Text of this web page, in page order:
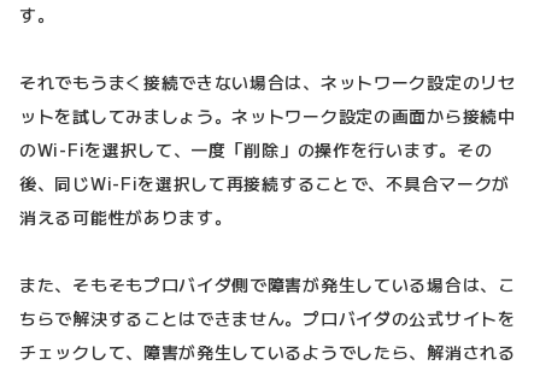
す。
それでもうまく接続できない場合は、ネットワーク設定のリセ
ットを試してみましょう。ネットワーク設定の画面から接続中
のWi-Fiを選択して、一度「削除」の操作を行います。その
後、同じWi-Fiを選択して再接続することで、不具合マークが
消える可能性があります。
また、そもそもプロバイダ側で障害が発生している場合は、こ
ちらで解決することはできません。プロバイダの公式サイトを
チェックして、障害が発生しているようでしたら、解消される